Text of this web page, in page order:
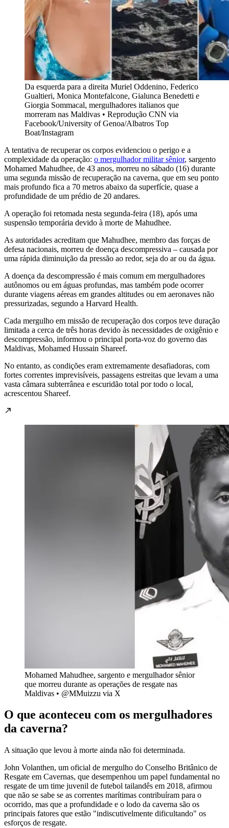
Da esquerda para a direita Muriel Oddenino, Federico
Gualtieri, Monica Montefalcone, Gialunca Benedetti e
Giorgia Sommacal, mergulhadores italianos que
morreram nas Maldivas • Reprodução CNN via
Facebook/University of Genoa/Albatros Top
Boat/Instagram
A tentativa de recuperar os corpos evidenciou o perigo e a
complexidade da operação: o mergulhador militar sênior, sargento
Mohamed Mahudhee, de 43 anos, morreu no sábado (16) durante
uma segunda missão de recuperação na caverna, que em seu ponto
mais profundo fica a 70 metros abaixo da superfície, quase a
profundidade de um prédio de 20 andares.
A operação foi retomada nesta segunda-feira (18), após uma
suspensão temporária devido à morte de Mahudhee.
As autoridades acreditam que Mahudhee, membro das forças de
defesa nacionais, morreu de doença descompressiva – causada por
uma rápida diminuição da pressão ao redor, seja do ar ou da água.
A doença da descompressão é mais comum em mergulhadores
autônomos ou em águas profundas, mas também pode ocorrer
durante viagens aéreas em grandes altitudes ou em aeronaves não
pressurizadas, segundo a Harvard Health.
Cada mergulho em missão de recuperação dos corpos teve duração
limitada a cerca de três horas devido às necessidades de oxigênio e
descompressão, informou o principal porta-voz do governo das
Maldivas, Mohamed Hussain Shareef.
No entanto, as condições eram extremamente desafiadoras, com
fortes correntes imprevisíveis, passagens estreitas que levam a uma
vasta câmara subterrânea e escuridão total por todo o local,
acrescentou Shareef.
Mohamed Mahudhee, sargento e mergulhador sênior
que morreu durante as operações de resgate nas
Maldivas • @MMuizzu via X
O que aconteceu com os mergulhadores
da caverna?
A situação que levou à morte ainda não foi determinada.
John Volanthen, um oficial de mergulho do Conselho Britânico de
Resgate em Cavernas, que desempenhou um papel fundamental no
resgate de um time juvenil de futebol tailandês em 2018, afirmou
que não se sabe se as correntes marítimas contribuíram para o
ocorrido, mas que a profundidade e o lodo da caverna são os
principais fatores que estão "indiscutivelmente dificultando" os
esforços de resgate.